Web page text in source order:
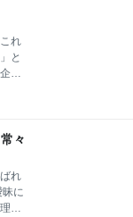
リ
れ
く
多
な
依
で
れ
と
業
に
し
のは
か
イ
ま
進
々
れ
に
し